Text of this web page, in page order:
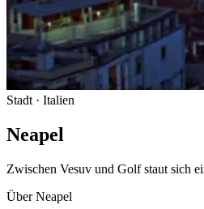
Stadt · Italien
Neapel
Zwischen Vesuv und Golf staut sich
Über Neapel